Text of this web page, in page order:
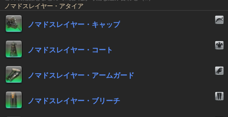
ノマドスレイヤー・アタイア
ノマドスレイヤー・キャップ
ノマドスレイヤー・コート
ノマドスレイヤー・アームガード
ノマドスレイヤー・ブリーチ